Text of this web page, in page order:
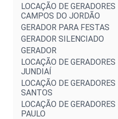
LOCAÇÃO DE
CAMPOS DO JORDÃO
GERADOR PARA FESTAS
GERADOR SILENCIADO
GERADOR
LOCAÇÃO DE
JUNDIAÍ
LOCAÇÃO DE
SANTOS
LOCAÇÃO DE
PAULO